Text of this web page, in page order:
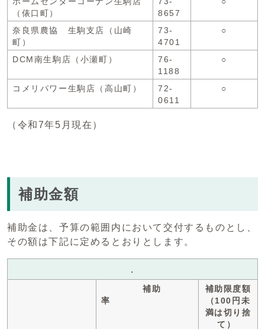
（俵口町）
8657
奈良県農協 生駒支店（山崎
町）
73-
4701
○
DCM南生駒店（小瀬町）
76-
1188
○
コメリパワー生駒店（高山町）
72-
0611
○
（令和7年5月現在）
補助金額
補助金は、予算の範囲内において交付するものとし、
その額は下記に定めるとおりとします。
.
補助
率
補助限度額
（100円未
満は切り捨
て）